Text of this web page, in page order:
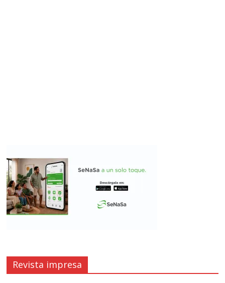
Revista impresa